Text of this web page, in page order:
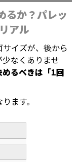
るか？パレッ
アル
サイズが、後から
なくありませ
るべきは「1回
ます。